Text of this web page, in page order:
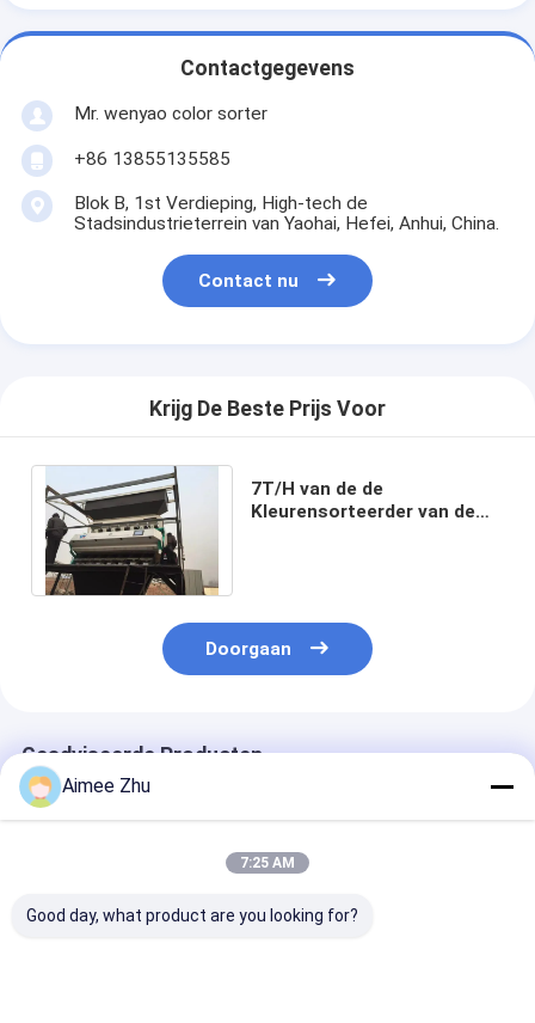
Contactgegevens
Mr. wenyao color sorter
+86 13855135585
Blok B, 1st Verdieping, High-tech de
Stadsindustrieterrein van Yaohai, Hefei, Anhui, China.
Contact nu
Krijg De Beste Prijs Voor
7T/H van de de
Kleurensorteerder van de
Doorgaan
Geadviseerde Producten
Aimee Zhu
7:25 AM
Good day, what product are you looking for?